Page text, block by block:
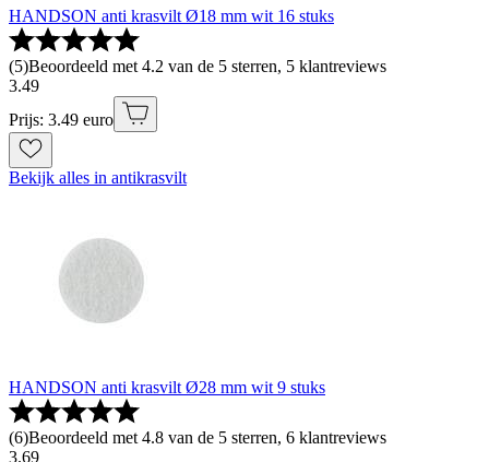
HANDSON anti krasvilt Ø18 mm wit 16 stuks
(5)Beoordeeld met 4.2 van de 5 sterren, 5 klantreviews
3.49
Prijs: 3.49 euro
Bekijk alles in antikrasvilt
HANDSON anti krasvilt Ø28 mm wit 9 stuks
(6)Beoordeeld met 4.8 van de 5 sterren, 6 klantreviews
3.69